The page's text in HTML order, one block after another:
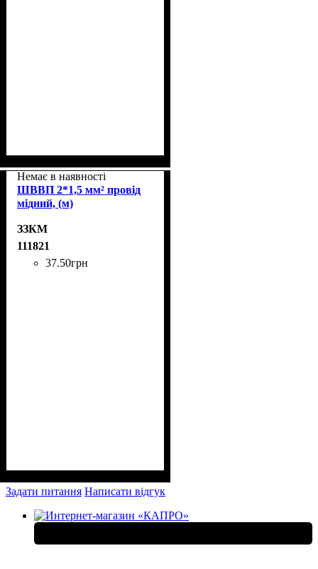
Немає в наявності
ШВВП 2*1,5 мм² провід
мідний, (м)
ЗЗКМ
111821
37.50грн
Задати питання Написати відгук